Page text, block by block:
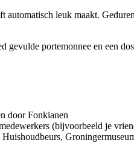
automatisch leuk maakt.
gevulde portemonnee en een
door Fonkianen
(bijvoorbeeld je